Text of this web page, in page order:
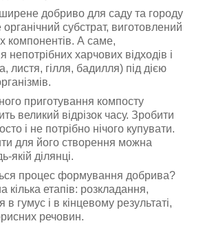
добриво для саду та городу
субстрат, виготовлений
компонентів. А саме,
непотрібних харчових відходів і
листя, гілля, бадилля) під дією
приготування компосту
великий відрізок часу. Зробити
і не потрібно нічого купувати.
для його створення можна
якій ділянці.
процес формування добрива?
кілька етапів: розкладання,
в гумус і в кінцевому результаті,
речовин.